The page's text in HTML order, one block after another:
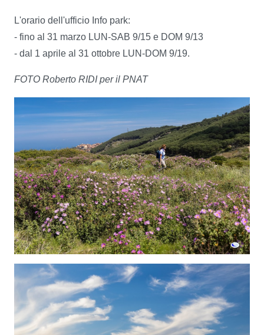
L'orario dell'ufficio Info park:
- fino al 31 marzo LUN-SAB 9/15 e DOM 9/13
- dal 1 aprile al 31 ottobre LUN-DOM 9/19.
FOTO Roberto RIDI per il PNAT